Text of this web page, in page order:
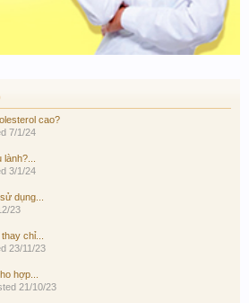
cao?
7/1/24
3/1/24
dụng...
23
chỉ...
23/11/23
hợp...
21/10/23